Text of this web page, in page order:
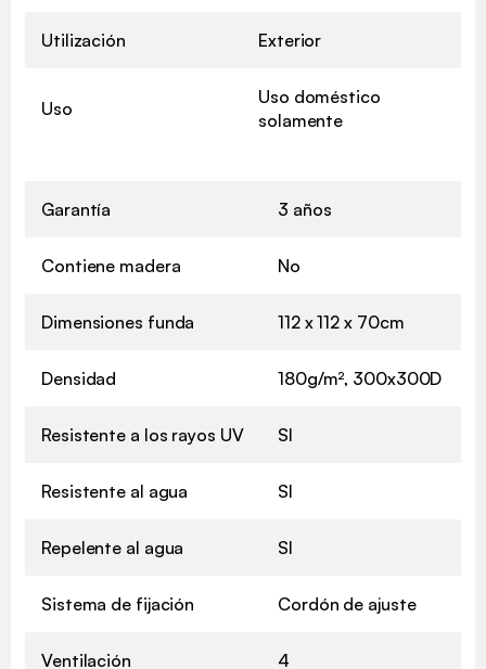
Utilización Exterior
Uso
Uso doméstico
solamente
Garantía 3 años
Contiene madera No
Dimensiones funda 112 x 112 x 70cm
Densidad 180g/m², 300x300D
Resistente a los rayos UV SI
Resistente al agua SI
Repelente al agua SI
Sistema de fijación Cordón de ajuste
Ventilación 4